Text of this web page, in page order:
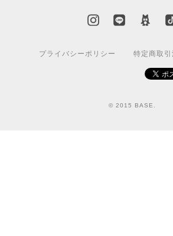
プライバシーポリシー 特定商取
© 2015 BASE.